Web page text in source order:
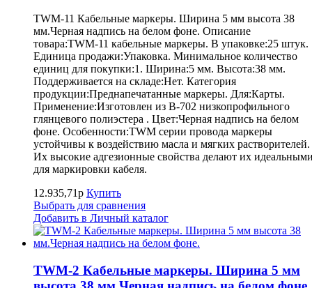
TWM-11 Кабельные маркеры. Ширина 5 мм высота 38
мм.Черная надпись на белом фоне. Описание
товара:TWM-11 кабельные маркеры. В упаковке:25 штук.
Единица продажи:Упаковка. Минимальное количество
единиц для покупки:1. Ширина:5 мм. Высота:38 мм.
Поддерживается на складе:Нет. Категория
продукции:Преднапечатанные маркеры. Для:Карты.
Применение:Изготовлен из B-702 низкопрофильного
глянцевого полиэстера . Цвет:Черная надпись на белом
фоне. Особенности:TWM серии провода маркеры
устойчивы к воздействию масла и мягких растворителей.
Их высокие адгезионные свойства делают их
для маркировки кабеля.
12.935,71р Купить
Выбрать для сравнения
Добавить в Личный каталог
TWM-2 Кабельные маркеры. Ширина 5 мм